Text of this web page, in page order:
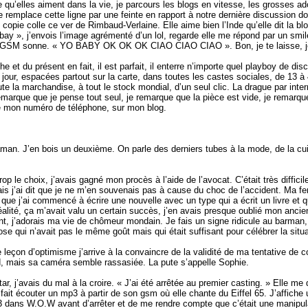
aiment dans la vie, je parcours les blogs en vitesse, les grosses
cette ligne par une feinte en rapport à notre dernière discussion
colle ce ver de Rimbaud-Verlaine. Elle aime bien l’Inde qu’elle dit la
», j’envois l’image agrémenté d’un lol, regarde elle me répond par un
sonne. « YO BABY OK OK OK CIAO CIAO CIAO ». Bon, je te laisse,
et du présent en fait, il est parfait, il enterre n’importe quel playboy de
espacées partout sur la carte, dans toutes les castes sociales, de 13
la marchandise, à tout le stock mondial, d’un seul clic. La drague par
que je pense tout seul, je remarque que la pièce est vide, je
numéro de téléphone, sur mon blog.
J’en bois un deuxième. On parle des derniers tubes à la mode, de la
le choix, j’avais gagné mon procès à l’aide de l’avocat. C’était très
dit que je ne m’en souvenais pas à cause du choc de l’accident. Ma
j’ai commencé à écrire une nouvelle avec un type qui a écrit un livre et
ça m’avait valu un certain succès, j’en avais presque oublié mon
j’adorais ma vie de chômeur mondain. Je fais un signe ridicule au
qui n’avait pas le même goût mais qui était suffisant pour célébrer la
d’optimisme j’arrive à la convaincre de la validité de ma tentative de
sa caméra semble rassasiée. La pute s’appelle Sophie.
j’avais du mal à la croire. « J’ai été arrêtée au premier casting. » Elle me
écouter un mp3 à partir de son gsm où elle chante du Eiffel 65. J’affiche
W.O.W avant d’arrêter et de me rendre compte que c’était une